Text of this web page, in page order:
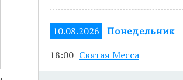
10.08.2026
Понедельник
18:00 Святая Месса